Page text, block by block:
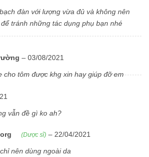
đàn với lượng vừa đủ và không nên
tránh những tác dụng phụ bạn nhé
– 03/08/2021
cho tôm được khg xin hay giúp đỡ em
vẫn đề gì ko ah?
(Dược sĩ) – 22/04/2021
nên dùng ngoài da